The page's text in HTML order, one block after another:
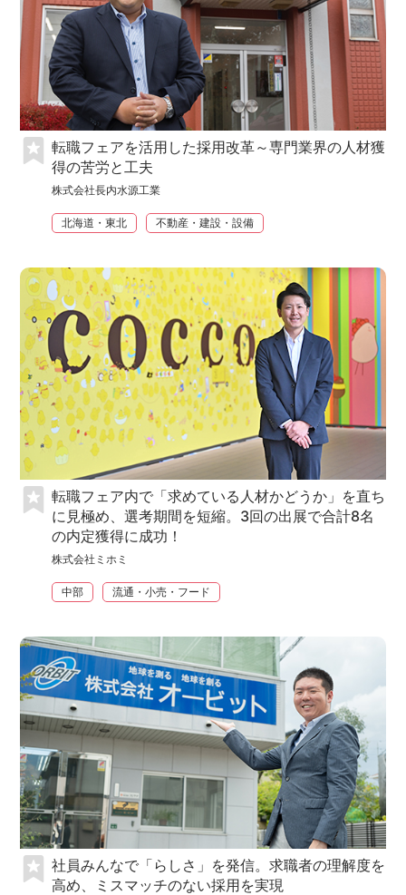
転職フェアを活用した採用改革～専門業界の人材獲
得の苦労と工夫
株式会社長内水源工業
北海道・東北 不動産・建設・設備
転職フェア内で「求めている人材かどうか」を直ち
に見極め、選考期間を短縮。3回の出展で合計8名
の内定獲得に成功！
株式会社ミホミ
中部 流通・小売・フード
社員みんなで「らしさ」を発信。求職者の理解度を
高め、ミスマッチのない採用を実現